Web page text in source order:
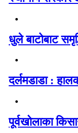
धुले बाटोबाट
दर्लमडाडा :
पूर्वखोलाका